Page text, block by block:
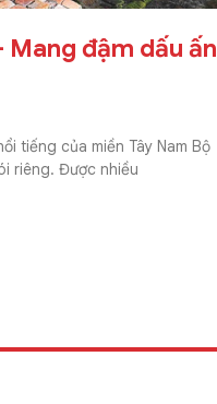
Mang đậm dấu ấn
tiếng của miền Tây Nam Bộ
riêng. Được nhiều